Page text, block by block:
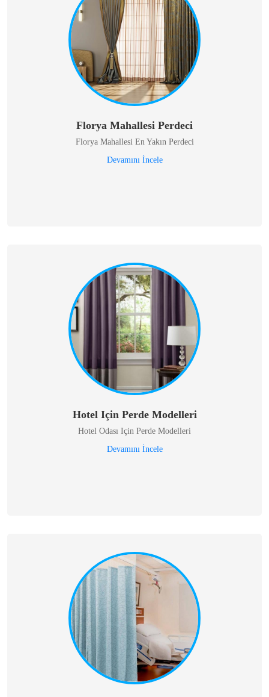
Florya Mahallesi Perdeci
Florya Mahallesi En Yakın Perdeci
Devamını İncele
Hotel Için Perde Modelleri
Hotel Odası Için Perde Modelleri
Devamını İncele